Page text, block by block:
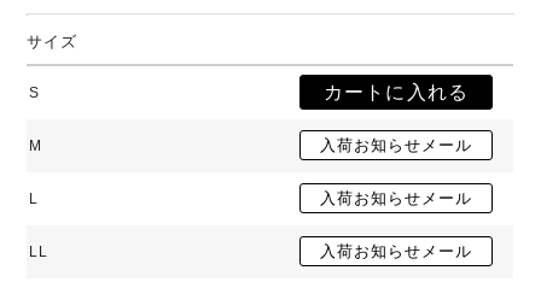
サイズ
S
M
L
LL